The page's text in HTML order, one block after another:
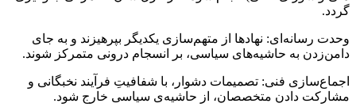
گردد.
وحدت رسانه‌ای: نهادها از متهم‌سازی یکدیگر بپرهیزند و به جای
دامن‌زدن به حاشیه‌های سیاسی، بر انسجام درونی متمرکز شوند.
اجماع‌سازی فنی: تصمیمات دشوار، با شفافیتِ فرآیند نخبگانی و
مشارکت دادن متخصصان، از حاشیه‌ی سیاسی خارج شود.